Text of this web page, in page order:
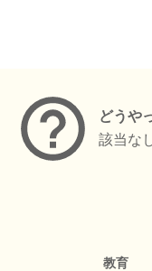
どうや
該当な
教育